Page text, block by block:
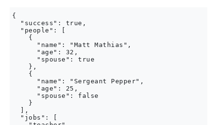
{
  "success": true,
  "people": [
    {
      "name": "Matt Mathias",
      "age": 32,
      "spouse": true
    },
    {
      "name": "Sergeant Pepper",
      "age": 25,
      "spouse": false
    }
  ],
  "jobs": [